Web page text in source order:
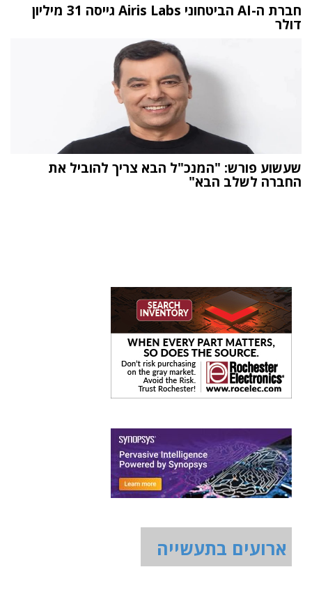
חברת ה-AI הביטחוני Airis Labs גייסה 31 מיליון
דולר
שעשוע פורש: "המנכ"ל הבא צריך להוביל את
החברה לשלב הבא"
ארועים בתעשייה